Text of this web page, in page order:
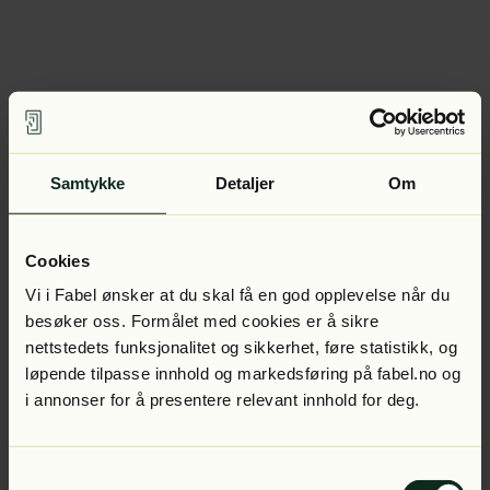
Samtykke Detaljer Om
Cookies
Vi i Fabel ønsker at du skal få en god opplevelse når du
besøker oss. Formålet med cookies er å sikre
nettstedets funksjonalitet og sikkerhet, føre statistikk, og
løpende tilpasse innhold og markedsføring på fabel.no og
i annonser for å presentere relevant innhold for deg.